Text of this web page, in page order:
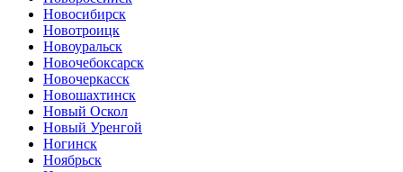
Новосибирск
Новотроицк
Новоуральск
Новочебоксарск
Новочеркасск
Новошахтинск
Новый Оскол
Новый Уренгой
Ногинск
Ноябрьск